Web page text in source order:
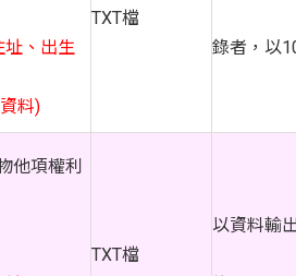
址、出生
料)
TXT檔
錄者，以
他項權利
TXT檔
以資料輸